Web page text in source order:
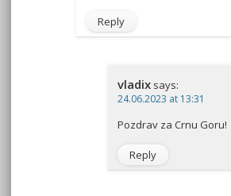
Reply
vladix says:
24.06.2023 at 13:31
Pozdrav za Crnu Goru!
Reply